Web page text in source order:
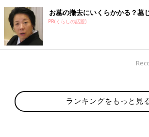
お墓の撤去にいくらかかる？墓
PR(くらしの話題)
ランキングをもっと見